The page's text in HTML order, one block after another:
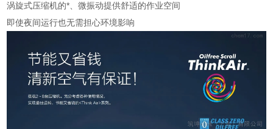
涡旋式压缩机的*、微振动提供舒适的作业空间
即使夜间运行也无需担心环境影响